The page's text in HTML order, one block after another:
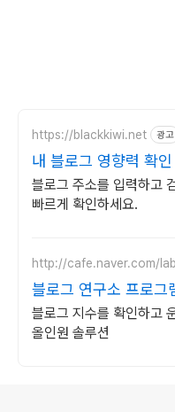
https://blackkiwi.net 광고
내 블로그 영향력 확인
블로그 주소를 입력하고
빠르게 확인하세요.
http://cafe.naver.com/
블로그 연구소 프로그
진단
블로그 지수를 확인하고
올인원 솔루션